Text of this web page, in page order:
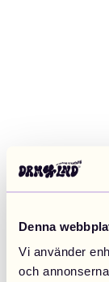
Denna
Vi använder
och